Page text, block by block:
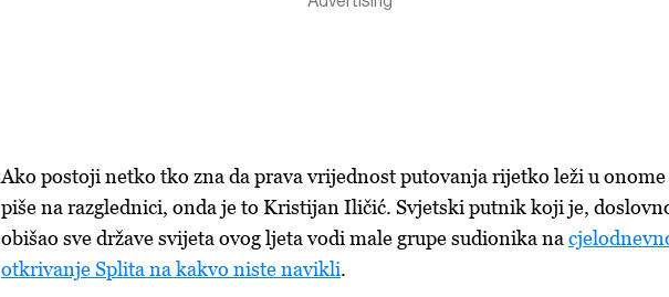
Ako postoji netko tko zna da prava vrijednost putovanja rijetko leži u onome
piše na razglednici, onda je to Kristijan Iličić. Svjetski putnik koji je,
obišao sve države svijeta ovog ljeta vodi male grupe sudionika na
otkrivanje Splita na kakvo niste navikli.